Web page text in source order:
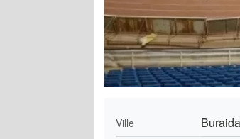
Ville